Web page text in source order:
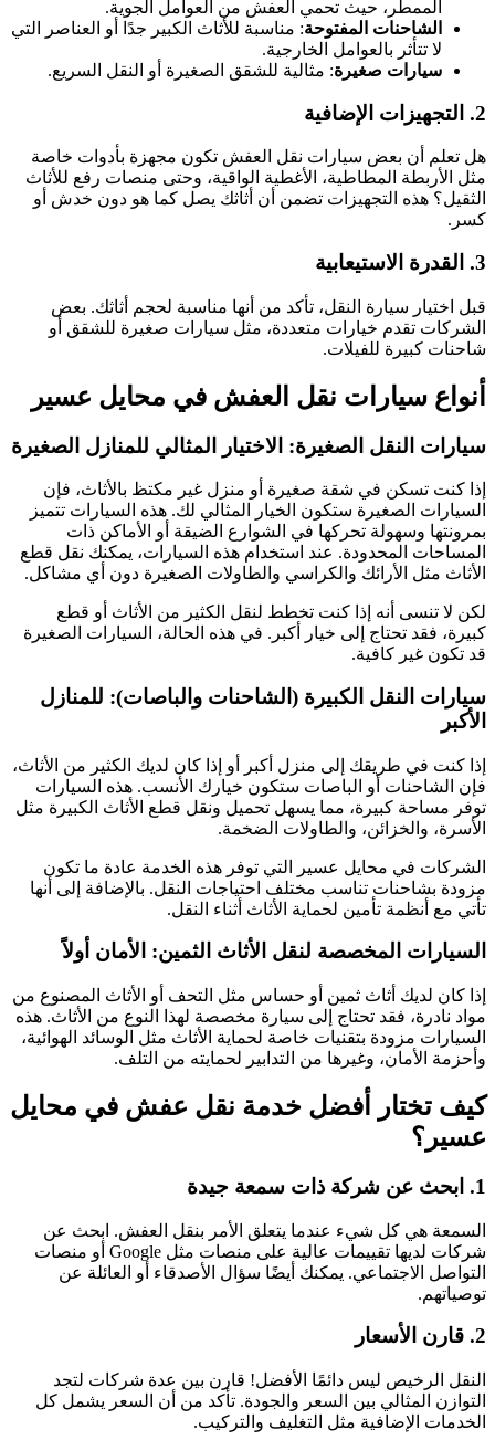
الممطر، حيث تحمي العفش من العوامل الجوية.
الشاحنات المفتوحة: مناسبة للأثاث الكبير جدًا أو العناصر التي
لا تتأثر بالعوامل الخارجية.
سيارات صغيرة: مثالية للشقق الصغيرة أو النقل السريع.
2. التجهيزات الإضافية
هل تعلم أن بعض سيارات نقل العفش تكون مجهزة بأدوات خاصة
مثل الأربطة المطاطية، الأغطية الواقية، وحتى منصات رفع للأثاث
الثقيل؟ هذه التجهيزات تضمن أن أثاثك يصل كما هو دون خدش أو
كسر.
3. القدرة الاستيعابية
قبل اختيار سيارة النقل، تأكد من أنها مناسبة لحجم أثاثك. بعض
الشركات تقدم خيارات متعددة، مثل سيارات صغيرة للشقق أو
شاحنات كبيرة للفيلات.
أنواع سيارات نقل العفش في محايل عسير
سيارات النقل الصغيرة: الاختيار المثالي للمنازل الصغيرة
إذا كنت تسكن في شقة صغيرة أو منزل غير مكتظ بالأثاث، فإن
السيارات الصغيرة ستكون الخيار المثالي لك. هذه السيارات تتميز
بمرونتها وسهولة تحركها في الشوارع الضيقة أو الأماكن ذات
المساحات المحدودة. عند استخدام هذه السيارات، يمكنك نقل قطع
الأثاث مثل الأرائك والكراسي والطاولات الصغيرة دون أي مشاكل.
لكن لا تنسى أنه إذا كنت تخطط لنقل الكثير من الأثاث أو قطع
كبيرة، فقد تحتاج إلى خيار أكبر. في هذه الحالة، السيارات الصغيرة
قد تكون غير كافية.
سيارات النقل الكبيرة (الشاحنات والباصات): للمنازل
الأكبر
إذا كنت في طريقك إلى منزل أكبر أو إذا كان لديك الكثير من الأثاث،
فإن الشاحنات أو الباصات ستكون خيارك الأنسب. هذه السيارات
توفر مساحة كبيرة، مما يسهل تحميل ونقل قطع الأثاث الكبيرة مثل
الأسرة، والخزائن، والطاولات الضخمة.
الشركات في محايل عسير التي توفر هذه الخدمة عادة ما تكون
مزودة بشاحنات تناسب مختلف احتياجات النقل. بالإضافة إلى أنها
تأتي مع أنظمة تأمين لحماية الأثاث أثناء النقل.
السيارات المخصصة لنقل الأثاث الثمين: الأمان أولاً
إذا كان لديك أثاث ثمين أو حساس مثل التحف أو الأثاث المصنوع من
مواد نادرة، فقد تحتاج إلى سيارة مخصصة لهذا النوع من الأثاث. هذه
السيارات مزودة بتقنيات خاصة لحماية الأثاث مثل الوسائد الهوائية،
وأحزمة الأمان، وغيرها من التدابير لحمايته من التلف.
كيف تختار أفضل خدمة نقل عفش في محايل
عسير؟
1. ابحث عن شركة ذات سمعة جيدة
السمعة هي كل شيء عندما يتعلق الأمر بنقل العفش. ابحث عن
شركات لديها تقييمات عالية على منصات مثل Google أو منصات
التواصل الاجتماعي. يمكنك أيضًا سؤال الأصدقاء أو العائلة عن
توصياتهم.
2. قارن الأسعار
النقل الرخيص ليس دائمًا الأفضل! قارن بين عدة شركات لتجد
التوازن المثالي بين السعر والجودة. تأكد من أن السعر يشمل كل
الخدمات الإضافية مثل التغليف والتركيب.